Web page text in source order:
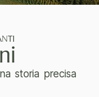
storia precisa